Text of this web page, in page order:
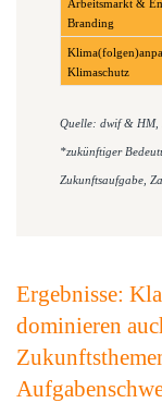
Arbeitsmarkt &
Branding
Klimaschutz
Quelle: dwif & HM,
*zukünftiger
Zukunftsaufgabe,
Ergebnisse:
dominieren